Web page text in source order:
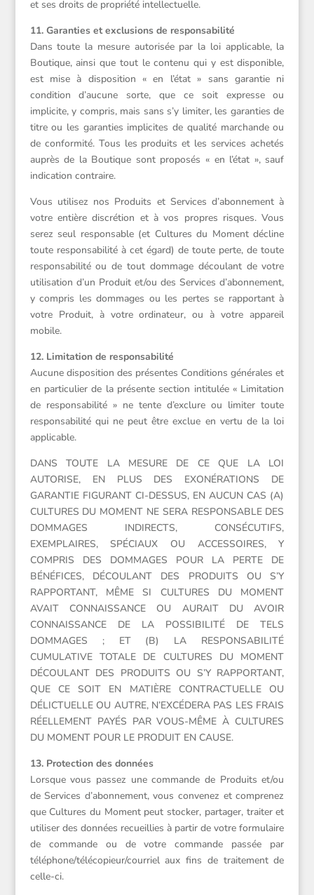
et ses droits de propriété intellectuelle.
11. Garanties et exclusions de responsabilité
Dans toute la mesure autorisée par la loi applicable, la
Boutique, ainsi que tout le contenu qui y est disponible,
est mise à disposition « en l’état » sans garantie ni
condition d’aucune sorte, que ce soit expresse ou
implicite, y compris, mais sans s’y limiter, les garanties de
titre ou les garanties implicites de qualité marchande ou
de conformité. Tous les produits et les services achetés
auprès de la Boutique sont proposés « en l’état », sauf
indication contraire.
Vous utilisez nos Produits et Services d’abonnement à
votre entière discrétion et à vos propres risques. Vous
serez seul responsable (et Cultures du Moment décline
toute responsabilité à cet égard) de toute perte, de toute
responsabilité ou de tout dommage découlant de votre
utilisation d’un Produit et/ou des Services d’abonnement,
y compris les dommages ou les pertes se rapportant à
votre Produit, à votre ordinateur, ou à votre appareil
mobile.
12. Limitation de responsabilité
Aucune disposition des présentes Conditions générales et
en particulier de la présente section intitulée « Limitation
de responsabilité » ne tente d’exclure ou limiter toute
responsabilité qui ne peut être exclue en vertu de la loi
applicable.
DANS TOUTE LA MESURE DE CE QUE LA LOI
AUTORISE, EN PLUS DES EXONÉRATIONS DE
GARANTIE FIGURANT CI-DESSUS, EN AUCUN CAS (A)
CULTURES DU MOMENT NE SERA RESPONSABLE DES
DOMMAGES INDIRECTS, CONSÉCUTIFS,
EXEMPLAIRES, SPÉCIAUX OU ACCESSOIRES, Y
COMPRIS DES DOMMAGES POUR LA PERTE DE
BÉNÉFICES, DÉCOULANT DES PRODUITS OU S’Y
RAPPORTANT, MÊME SI CULTURES DU MOMENT
AVAIT CONNAISSANCE OU AURAIT DU AVOIR
CONNAISSANCE DE LA POSSIBILITÉ DE TELS
DOMMAGES ; ET (B) LA RESPONSABILITÉ
CUMULATIVE TOTALE DE CULTURES DU MOMENT
DÉCOULANT DES PRODUITS OU S’Y RAPPORTANT,
QUE CE SOIT EN MATIÈRE CONTRACTUELLE OU
DÉLICTUELLE OU AUTRE, N’EXCÉDERA PAS LES FRAIS
RÉELLEMENT PAYÉS PAR VOUS-MÊME À CULTURES
DU MOMENT POUR LE PRODUIT EN CAUSE.
13. Protection des données
Lorsque vous passez une commande de Produits et/ou
de Services d’abonnement, vous convenez et comprenez
que Cultures du Moment peut stocker, partager, traiter et
utiliser des données recueillies à partir de votre formulaire
de commande ou de votre commande passée par
téléphone/télécopieur/courriel aux fins de traitement de
celle-ci.